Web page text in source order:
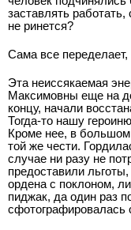
заставлять
не ринется?
Сама все
Эта неиссякаемая
Максимовны еще на
концу, начали
Тогда-то нашу
Кроме нее, в
той же чести.
случае ни разу не
предоставили
ордена с поклоном,
пиджак, да один раз